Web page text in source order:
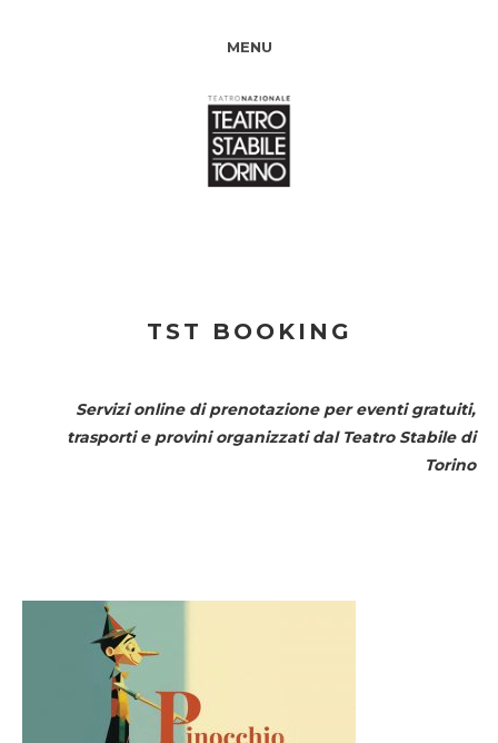
MENU
TST BOOKING
Servizi online di prenotazione per eventi gratuiti,
trasporti e provini organizzati dal Teatro Stabile di
Torino